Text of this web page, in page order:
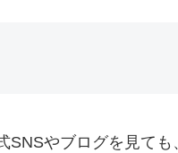
やブログを見て